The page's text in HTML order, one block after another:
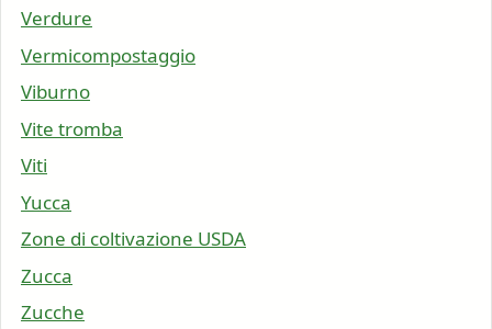
Verdure
Vermicompostaggio
Viburno
Vite tromba
Viti
Yucca
Zone di coltivazione USDA
Zucca
Zucche